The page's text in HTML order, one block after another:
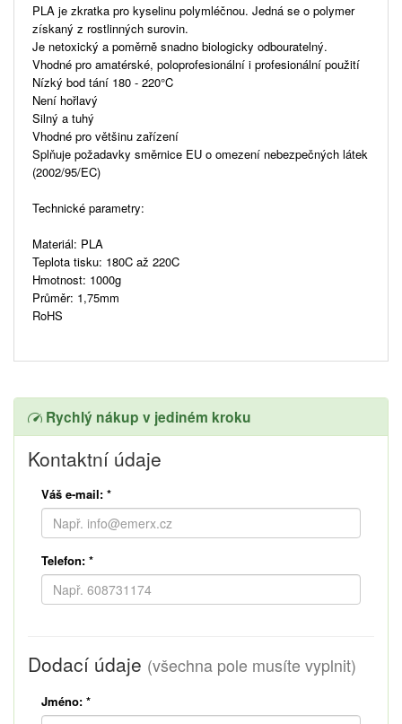
PLA je zkratka pro kyselinu polymléčnou. Jedná se o polymer
získaný z rostlinných surovin.
Je netoxický a poměrně snadno biologicky odbouratelný.
Vhodné pro amatérské, poloprofesionální i profesionální použití
Nízký bod tání 180 - 220°C
Není hořlavý
Silný a tuhý
Vhodné pro většinu zařízení
Splňuje požadavky směrnice EU o omezení nebezpečných látek
(2002/95/EC)
Technické parametry:
Materiál: PLA
Teplota tisku: 180C až 220C
Hmotnost: 1000g
Průměr: 1,75mm
RoHS
Rychlý nákup v jediném kroku
Kontaktní údaje
Váš e-mail: *
Telefon: *
Dodací údaje (všechna pole musíte vyplnit)
Jméno: *